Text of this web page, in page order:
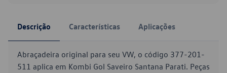
Descrição Características Aplicações
Abraçadeira original para seu VW, o código 377-201-
511 aplica em Kombi Gol Saveiro Santana Parati. Peças